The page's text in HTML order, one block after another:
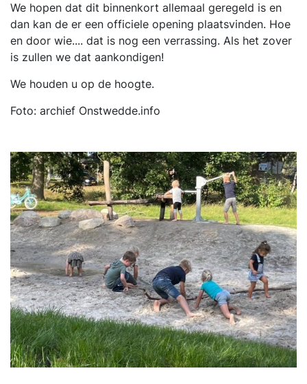
We hopen dat dit binnenkort allemaal geregeld is en
dan kan de er een officiele opening plaatsvinden. Hoe
en door wie.... dat is nog een verrassing. Als het zover
is zullen we dat aankondigen!
We houden u op de hoogte.
Foto: archief Onstwedde.info